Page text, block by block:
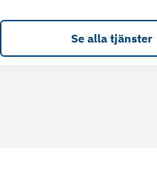
Se alla tjänster